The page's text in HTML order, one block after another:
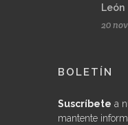
León
20
BOLETÍN
Suscríbete a
mantente